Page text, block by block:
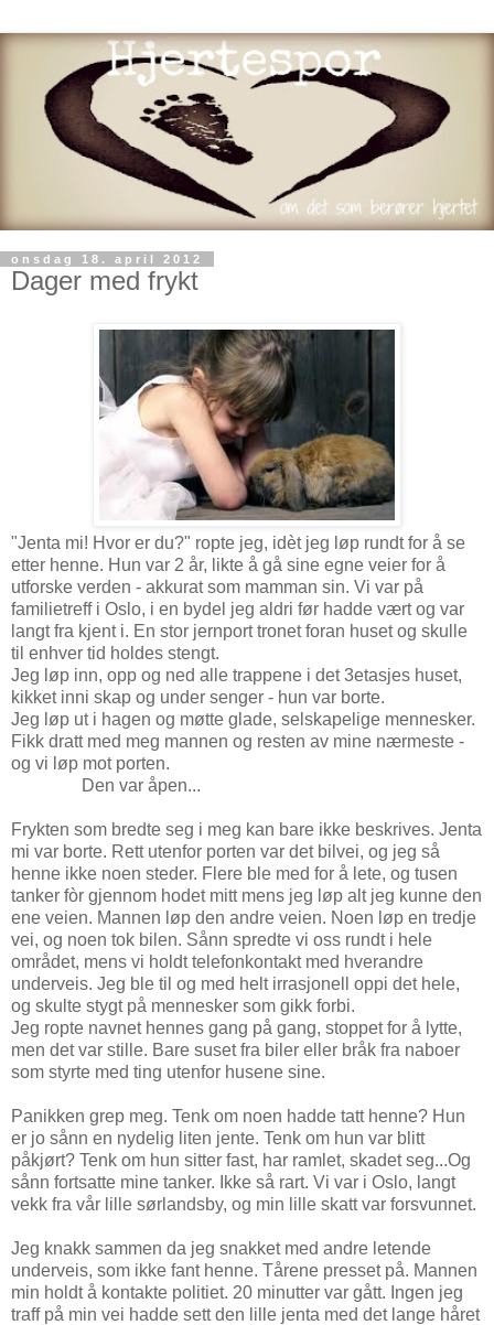
onsdag 18. april 2012
Dager med frykt
"Jenta mi! Hvor er du?" ropte jeg, idèt jeg løp rundt for å se
etter henne. Hun var 2 år, likte å gå sine egne veier for å
utforske verden - akkurat som mamman sin. Vi var på
familietreff i Oslo, i en bydel jeg aldri før hadde vært og var
langt fra kjent i. En stor jernport tronet foran huset og skulle
til enhver tid holdes stengt.
Jeg løp inn, opp og ned alle trappene i det 3etasjes huset,
kikket inni skap og under senger - hun var borte.
Jeg løp ut i hagen og møtte glade, selskapelige mennesker.
Fikk dratt med meg mannen og resten av mine nærmeste -
og vi løp mot porten.
Den var åpen...
Frykten som bredte seg i meg kan bare ikke beskrives. Jenta
mi var borte. Rett utenfor porten var det bilvei, og jeg så
henne ikke noen steder. Flere ble med for å lete, og tusen
tanker fòr gjennom hodet mitt mens jeg løp alt jeg kunne den
ene veien. Mannen løp den andre veien. Noen løp en tredje
vei, og noen tok bilen. Sånn spredte vi oss rundt i hele
området, mens vi holdt telefonkontakt med hverandre
underveis. Jeg ble til og med helt irrasjonell oppi det hele,
og skulte stygt på mennesker som gikk forbi.
Jeg ropte navnet hennes gang på gang, stoppet for å lytte,
men det var stille. Bare suset fra biler eller bråk fra naboer
som styrte med ting utenfor husene sine.
Panikken grep meg. Tenk om noen hadde tatt henne? Hun
er jo sånn en nydelig liten jente. Tenk om hun var blitt
påkjørt? Tenk om hun sitter fast, har ramlet, skadet seg...Og
sånn fortsatte mine tanker. Ikke så rart. Vi var i Oslo, langt
vekk fra vår lille sørlandsby, og min lille skatt var forsvunnet.
Jeg knakk sammen da jeg snakket med andre letende
underveis, som ikke fant henne. Tårene presset på. Mannen
min holdt å kontakte politiet. 20 minutter var gått. Ingen jeg
traff på min vei hadde sett den lille jenta med det lange håret